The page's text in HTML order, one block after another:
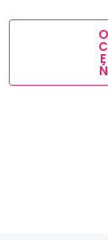
O
C
E
Ń